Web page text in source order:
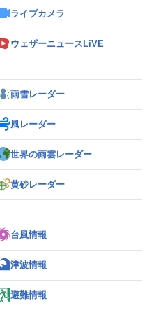
ライブカメラ
ウェザーニュースLiVE
雨雪レーダー
風レーダー
世界の雨雲レーダー
黄砂レーダー
台風情報
津波情報
避難情報